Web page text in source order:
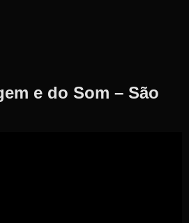
e do Som – São